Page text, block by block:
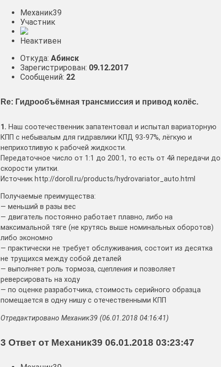
Механик39
Участник
Неактивен
Откуда: Абинск
Зарегистрирован: 09.12.2017
Сообщений: 22
Re: Гидрообъёмная трансмиссия и привод колёс.
1. Наш соотечественник запатентовал и испытал вариаторную
КПП с небывалым для гидравлики КПД 93-97%, лёгкую и
неприхотливую к рабочей жидкости.
Передаточное число от 1:1 до 200:1, то есть от 4й передачи до
скорости улитки.
Источник http://doroll.ru/products/hydrovariator_auto.html
Получаемые преимущества:
— меньший в разы вес
— двигатель постоянно работает плавно, либо на
максимальной тяге (не крутясь выше номинальных оборотов)
либо экономно
— практически не требует обслуживания, состоит из десятка
не трущихся между собой деталей
— выполняет роль тормоза, сцепления и позволяет
реверсировать на ходу
— по оценке разработчика, стоимость серийного образца
помещается в одну нишу с отечественными КПП
Отредактировано Механик39 (06.01.2018 04:16:41)
3 Ответ от Механик39 06.01.2018 03:23:47